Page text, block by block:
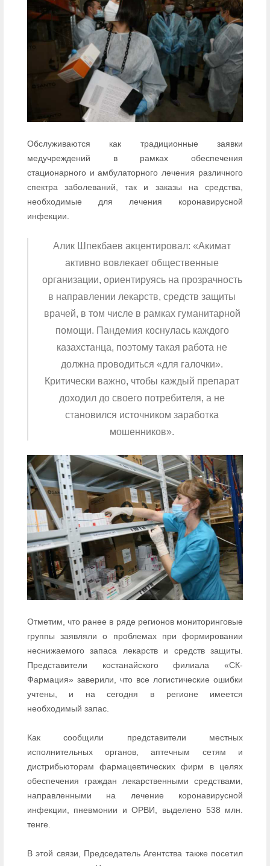
Обслуживаются как традиционные заявки
медучреждений в рамках обеспечения
стационарного и амбулаторного лечения различного
спектра заболеваний, так и заказы на средства,
необходимые для лечения коронавирусной
инфекции.
Алик Шпекбаев акцентировал: «Акимат
активно вовлекает общественные
организации, ориентируясь на прозрачность
в направлении лекарств, средств защиты
врачей, в том числе в рамках гуманитарной
помощи. Пандемия коснулась каждого
казахстанца, поэтому такая работа не
должна проводиться «для галочки».
Критически важно, чтобы каждый препарат
доходил до своего потребителя, а не
становился источником заработка
мошенников».
Отметим, что ранее в ряде регионов мониторинговые
группы заявляли о проблемах при формировании
неснижаемого запаса лекарств и средств защиты.
Представители костанайского филиала «СК-
Фармация» заверили, что все логистические ошибки
учтены, и на сегодня в регионе имеется
необходимый запас.
Как сообщили представители местных
исполнительных органов, аптечным сетям и
дистрибьюторам фармацевтических фирм в целях
обеспечения граждан лекарственными средствами,
направленными на лечение коронавирусной
инфекции, пневмонии и ОРВИ, выделено 538 млн.
тенге.
В этой связи, Председатель Агентства также посетил